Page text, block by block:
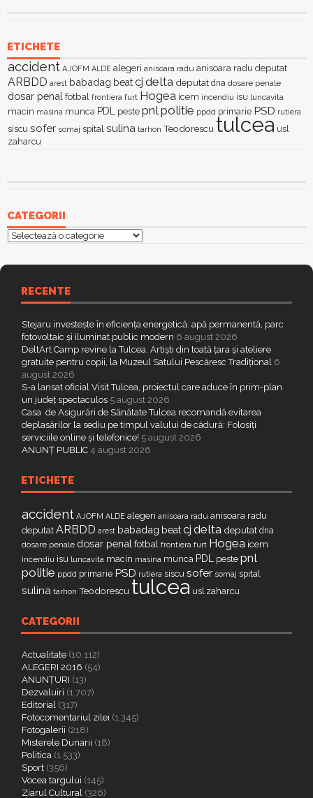
ETICHETE
accident AJOFM ALDE alegeri anisoara radu anisoara radu deputat
ARBDD arest babadag beatcj delta deputat dna dosare penale
dosar penal fotbal frontiera furt Hogea icem incendiu isu luncavita
macin masina munca PDL peste pnlpolitie ppdd primarie PSD rutiera
siscu sofer somaj spital sulina tarhon Teodorescu tulcea usl
zaharcu
CATEGORII
Categorii
RECENTE
Stejaru investește în eficiența energetică: apă permanentă, parc
fotovoltaic și iluminat public modern 6 august 2026
DeltArt Camp revine la Tulcea. Artiști din toată țara și ateliere
gratuite pentru copii, la Muzeul Satului Pescăresc Tradițional 6
august 2026
S-a lansat oficial Visit Tulcea, proiectul care aduce în prim-plan
un județ spectaculos 5 august 2026
Casa de Asigurări de Sănătate Tulcea recomandă evitarea
deplasărilor la sediu pe timpul valului de cădură: Folosiți
serviciile online și telefonice! 5 august 2026
ANUNȚ PUBLIC 4 august 2026
ETICHETE
accident AJOFM ALDE alegeri anisoara radu anisoara radu
deputat ARBDD arest babadag beatcj delta deputat dna
dosare penale dosar penal fotbal frontiera furt Hogea icem
incendiu isu luncavita macin masina munca PDL peste pnl
politie ppdd primarie PSD rutiera siscu sofer somaj spital
sulina tarhon Teodorescu tulcea usl zaharcu
CATEGORII
Actualitate (10.112)
ALEGERI 2016 (54)
ANUNȚURI (13)
Dezvaluiri (1.707)
Editorial (317)
Fotocomentariul zilei (1.345)
Fotogalerii (218)
Misterele Dunarii (18)
Politica (1.533)
Sport (356)
Vocea targului (145)
Ziarul Cultural (326)